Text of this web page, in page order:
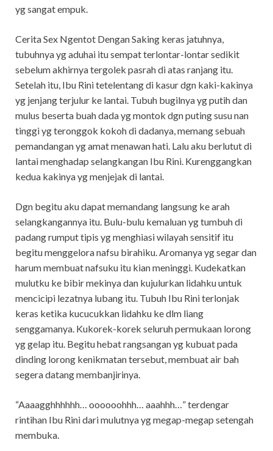
yg sangat empuk.
Cerita Sex Ngentot Dengan Saking keras jatuhnya,
tubuhnya yg aduhai itu sempat terlontar-lontar sedikit
sebelum akhirnya tergolek pasrah di atas ranjang itu.
Setelah itu, Ibu Rini tetelentang di kasur dgn kaki-kakinya
yg jenjang terjulur ke lantai. Tubuh bugilnya yg putih dan
mulus beserta buah dada yg montok dgn puting susu nan
tinggi yg teronggok kokoh di dadanya, memang sebuah
pemandangan yg amat menawan hati. Lalu aku berlutut di
lantai menghadap selangkangan Ibu Rini. Kurenggangkan
kedua kakinya yg menjejak di lantai.
Dgn begitu aku dapat memandang langsung ke arah
selangkangannya itu. Bulu-bulu kemaluan yg tumbuh di
padang rumput tipis yg menghiasi wilayah sensitif itu
begitu menggelora nafsu birahiku. Aromanya yg segar dan
harum membuat nafsuku itu kian meninggi. Kudekatkan
mulutku ke bibir mekinya dan kujulurkan lidahku untuk
mencicipi lezatnya lubang itu. Tubuh Ibu Rini terlonjak
keras ketika kucucukkan lidahku ke dlm liang
senggamanya. Kukorek-korek seluruh permukaan lorong
yg gelap itu. Begitu hebat rangsangan yg kubuat pada
dinding lorong kenikmatan tersebut, membuat air bah
segera datang membanjirinya.
“Aaaagghhhhhh… oooooohhh… aaahhh…” terdengar
rintihan Ibu Rini dari mulutnya yg megap-megap setengah
membuka.